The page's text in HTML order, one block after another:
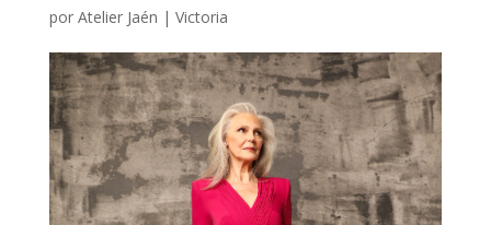
por Atelier Jaén | Victoria